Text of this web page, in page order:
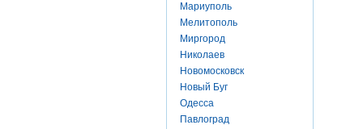
Мариуполь
Мелитополь
Миргород
Николаев
Новомосковск
Новый Буг
Одесса
Павлоград